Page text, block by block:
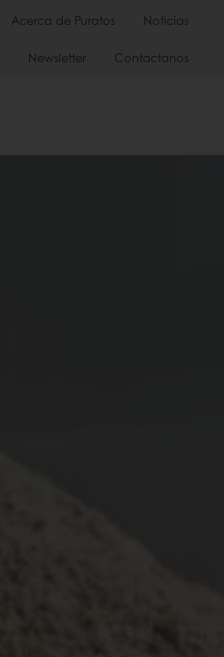
Acerca de Puratos Noticias
Newsletter Contactanos